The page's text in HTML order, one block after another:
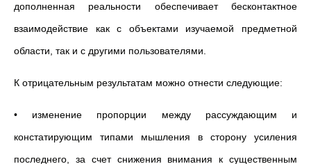
дополненная реальности обеспечивает бесконтактное
взаимодействие как с объектами изучаемой предметной
области, так и с другими пользователями.
К отрицательным результатам можно отнести следующие:
• изменение пропорции между рассуждающим и
констатирующим типами мышления в сторону усиления
последнего, за счет снижения внимания к существенным